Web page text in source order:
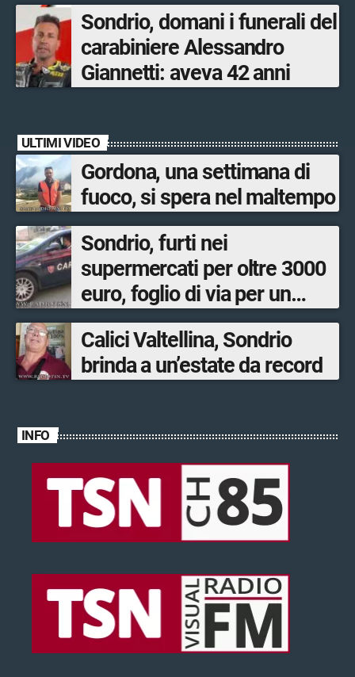
Sondrio, domani i funerali del
carabiniere Alessandro
Giannetti: aveva 42 anni
ULTIMI VIDEO
Gordona, una settimana di
fuoco, si spera nel maltempo
Sondrio, furti nei
supermercati per oltre 3000
euro, foglio di via per un
ventinovenne
Calici Valtellina, Sondrio
brinda a un’estate da record
INFO